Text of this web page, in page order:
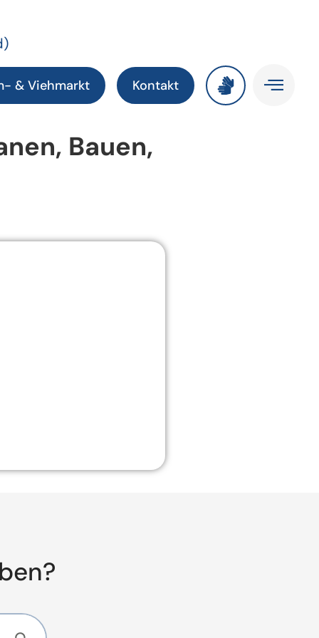
& Viehmarkt Kontakt
Bauen,